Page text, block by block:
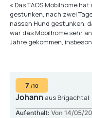
« Das TAOS Mobilhome
gestunken, nach zwei
nassen Hund gestunken,
war das Mobilhome sehr
Jahre gekommen,
7 /10
Johann aus Brigachtal
Aufenthalt: Von 14/05/